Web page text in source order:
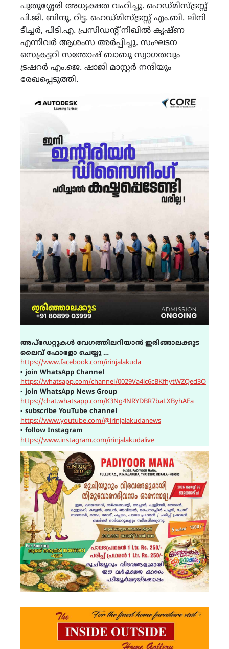
പുതുശ്ശേരി അധ്യക്ഷത വഹിച്ചു. ഹെഡ്മിസ്ട്രസ്സ്
പി.ജി. ബിന്ദു, റിട്ട. ഹെഡ്മിസ്ട്രസ്സ് എം.ബി. ലിനി
ടീച്ചർ, പിടി.എ. പ്രസിഡന്റ് നിഖിൽ കൃഷ്ണ
എന്നിവർ ആശംസ അർപ്പിച്ചു. സംഘടന
സെക്രട്ടറി സന്തോഷ് ബാബു സ്വാഗതവും
ട്രഷറർ എം.ജെ. ഷാജി മാസ്റ്റർ നന്ദിയും
രേഖപ്പെടുത്തി.
അപ്ഡേറ്റുകൾ വേഗത്തിലറിയാൻ ഇരിങ്ങാലക്കുട
ലൈവ് ഫോളോ ചെയ്യൂ …
https://www.facebook.com/irinjalakuda
▪ join WhatsApp Channel
https://whatsapp.com/channel/0029Va4ic6cBKfhytWZQed3O
▪ join WhatsApp News Group
https://chat.whatsapp.com/K3Ng4NRYDBR7baLXByhAEa
▪ subscribe YouTube channel
https://www.youtube.com/@irinjalakudanews
▪ follow Instagram
https://www.instagram.com/irinjalakudalive